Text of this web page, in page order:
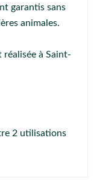
garantis sans
animales.
à Saint-
2 utilisations